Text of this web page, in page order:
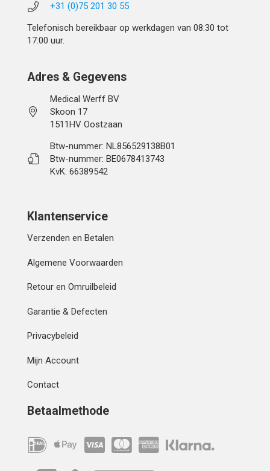
+31 (0)75 201 30 55
Telefonisch bereikbaar op werkdagen van 08:30 tot
17:00 uur.
Adres & Gegevens
Medical Werff BV
Skoon 17
1511HV Oostzaan
Btw-nummer: NL856529138B01
Btw-nummer: BE0678413743
KvK: 66389542
Klantenservice
Verzenden en Betalen
Algemene Voorwaarden
Retour en Omruilbeleid
Garantie & Defecten
Privacybeleid
Mijn Account
Contact
Betaalmethode